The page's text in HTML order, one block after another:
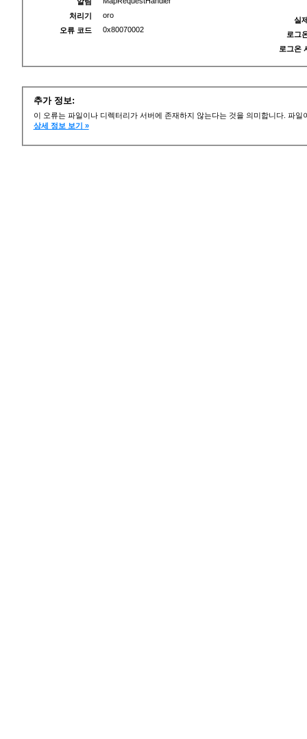
처리기
oro
오류 코드
0x80070002
실
로그
로그온
추가 정보:
이 오류는 파일이나 디렉터리가 서버에 존재하지 않는다는 것을 의미합니다. 파
상세 정보 보기 »